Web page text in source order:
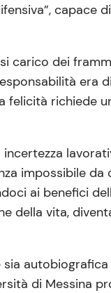
capace
carico dei
era
felicità richiede
impossibile
ai benefici
della vita,
di Messina